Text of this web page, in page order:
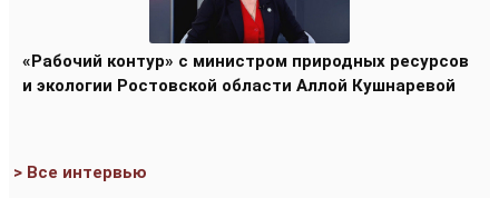
«Рабочий контур» с министром природных ресурсов
и экологии Ростовской области Аллой Кушнаревой
> Все интервью